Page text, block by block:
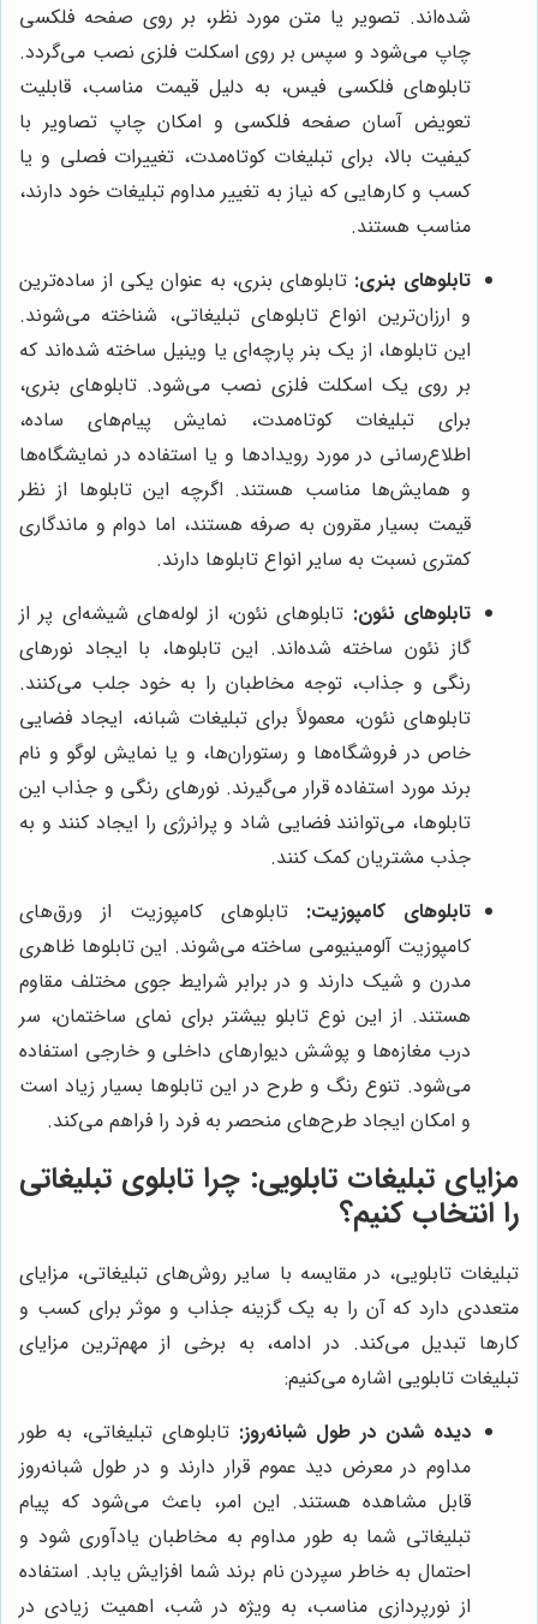
شده‌اند. تصویر یا متن مورد نظر، بر روی صفحه فلکسی
چاپ می‌شود و سپس بر روی اسکلت فلزی نصب می‌گردد.
تابلوهای فلکسی فیس، به دلیل قیمت مناسب، قابلیت
تعویض آسان صفحه فلکسی و امکان چاپ تصاویر با
کیفیت بالا، برای تبلیغات کوتاه‌مدت، تغییرات فصلی و یا
کسب و کارهایی که نیاز به تغییر مداوم تبلیغات خود دارند،
مناسب هستند.
تابلوهای بنری: تابلوهای بنری، به عنوان یکی از ساده‌ترین
و ارزان‌ترین انواع تابلوهای تبلیغاتی، شناخته می‌شوند.
این تابلوها، از یک بنر پارچه‌ای یا وینیل ساخته شده‌اند که
بر روی یک اسکلت فلزی نصب می‌شود. تابلوهای بنری،
برای تبلیغات کوتاه‌مدت، نمایش پیام‌های ساده،
اطلاع‌رسانی در مورد رویدادها و یا استفاده در نمایشگاه‌ها
و همایش‌ها مناسب هستند. اگرچه این تابلوها از نظر
قیمت بسیار مقرون به صرفه هستند، اما دوام و ماندگاری
کمتری نسبت به سایر انواع تابلوها دارند.
تابلوهای نئون: تابلوهای نئون، از لوله‌های شیشه‌ای پر از
گاز نئون ساخته شده‌اند. این تابلوها، با ایجاد نورهای
رنگی و جذاب، توجه مخاطبان را به خود جلب می‌کنند.
تابلوهای نئون، معمولاً برای تبلیغات شبانه، ایجاد فضایی
خاص در فروشگاه‌ها و رستوران‌ها، و یا نمایش لوگو و نام
برند مورد استفاده قرار می‌گیرند. نورهای رنگی و جذاب این
تابلوها، می‌توانند فضایی شاد و پرانرژی را ایجاد کنند و به
جذب مشتریان کمک کنند.
تابلوهای کامپوزیت: تابلوهای کامپوزیت از ورق‌های
کامپوزیت آلومینیومی ساخته می‌شوند. این تابلوها ظاهری
مدرن و شیک دارند و در برابر شرایط جوی مختلف مقاوم
هستند. از این نوع تابلو بیشتر برای نمای ساختمان، سر
درب مغازه‌ها و پوشش دیوارهای داخلی و خارجی استفاده
می‌شود. تنوع رنگ و طرح در این تابلوها بسیار زیاد است
و امکان ایجاد طرح‌های منحصر به فرد را فراهم می‌کند.
مزایای تبلیغات تابلویی: چرا تابلوی تبلیغاتی
را انتخاب کنیم؟
تبلیغات تابلویی، در مقایسه با سایر روش‌های تبلیغاتی، مزایای
متعددی دارد که آن را به یک گزینه جذاب و موثر برای کسب و
کارها تبدیل می‌کند. در ادامه، به برخی از مهم‌ترین مزایای
تبلیغات تابلویی اشاره می‌کنیم:
دیده شدن در طول شبانه‌روز: تابلوهای تبلیغاتی، به طور
مداوم در معرض دید عموم قرار دارند و در طول شبانه‌روز
قابل مشاهده هستند. این امر، باعث می‌شود که پیام
تبلیغاتی شما به طور مداوم به مخاطبان یادآوری شود و
احتمال به خاطر سپردن نام برند شما افزایش یابد. استفاده
از نورپردازی مناسب، به ویژه در شب، اهمیت زیادی در